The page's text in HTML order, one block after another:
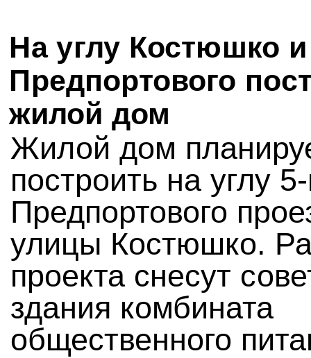
На углу Костюшко и
Предпортового
жилой дом
Жилой дом
построить на углу 5-
Предпортового
улицы Костюшко.
проекта снесут
здания комбината
общественного